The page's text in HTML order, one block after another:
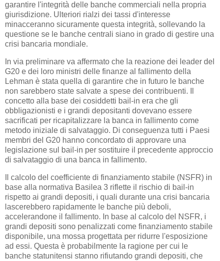
garantire l'integrità delle banche commerciali nella propria
giurisdizione. Ulteriori rialzi dei tassi d'interesse
minacceranno sicuramente questa integrità, sollevando la
questione se le banche centrali siano in grado di gestire una
crisi bancaria mondiale.
In via preliminare va affermato che la reazione dei leader del
G20 e dei loro ministri delle finanze al fallimento della
Lehman è stata quella di garantire che in futuro le banche
non sarebbero state salvate a spese dei contribuenti. Il
concetto alla base dei cosiddetti bail-in era che gli
obbligazionisti e i grandi depositanti dovevano essere
sacrificati per ricapitalizzare la banca in fallimento come
metodo iniziale di salvataggio. Di conseguenza tutti i Paesi
membri del G20 hanno concordato di approvare una
legislazione sul bail-in per sostituire il precedente approccio
di salvataggio di una banca in fallimento.
Il calcolo del coefficiente di finanziamento stabile (NSFR) in
base alla normativa Basilea 3 riflette il rischio di bail-in
rispetto ai grandi depositi, i quali durante una crisi bancaria
lascerebbero rapidamente le banche più deboli,
accelerandone il fallimento. In base al calcolo del NSFR, i
grandi depositi sono penalizzati come finanziamento stabile
disponibile, una mossa progettata per ridurre l'esposizione
ad essi. Questa è probabilmente la ragione per cui le
banche statunitensi stanno rifiutando grandi depositi, che